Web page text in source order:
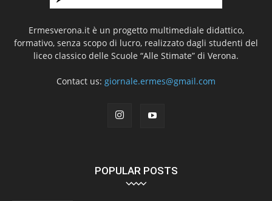
Ermesverona.it è un progetto multimediale didattico,
formativo, senza scopo di lucro, realizzato dagli studenti del
liceo classico delle Scuole “Alle Stimate” di Verona.
Contact us: giornale.ermes@gmail.com
POPULAR POSTS